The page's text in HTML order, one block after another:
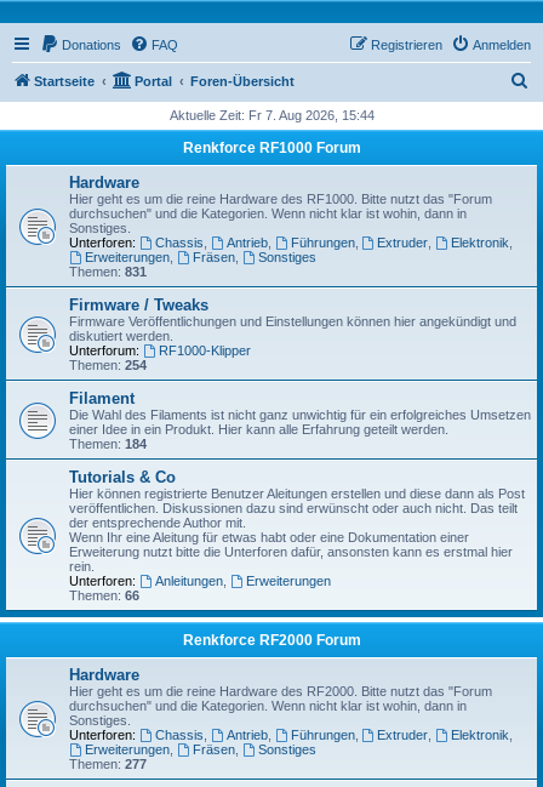
Donations FAQ Anmelden
Registrieren
Startseite Portal Foren-Übersicht
h
Aktuelle Zeit: Fr 7. Aug 2026, 15:44
Renkforce RF1000 Forum
Hardware
Hier geht es um die reine Hardware des RF1000. Bitte nutzt das "Forum
durchsuchen" und die Kategorien. Wenn nicht klar ist wohin, dann in
Sonstiges.
Unterforen:
Chassis Antrieb, Führungen, Extruder Elektronik
Erweiterungen, Fräsen,
Sonstiges
Themen: 831
Firmware / Tweaks
Firmware Veröffentlichungen und Einstellungen können hier angekündigt und
diskutiert werden.
Unterforum:
RF1000-Klipper
Themen: 254
Filament
Die Wahl des Filaments ist nicht ganz unwichtig für ein erfolgreiches Umsetzen
einer Idee in ein Produkt. Hier kann alle Erfahrung geteilt werden.
Themen: 184
Tutorials & Co
Hier können registrierte Benutzer Aleitungen erstellen und diese dann als Post
veröffentlichen. Diskussionen dazu sind erwünscht oder auch nicht. Das teilt
der entsprechende Author mit.
Wenn Ihr eine Aleitung für etwas habt oder eine Dokumentation einer
Erweiterung nutzt bitte die Unterforen dafür, ansonsten kann es erstmal hier
rein.
Unterforen:
Anleitungen,
Erweiterungen
Themen: 66
Renkforce RF2000 Forum
Hardware
Hier geht es um die reine Hardware des RF2000. Bitte nutzt das "Forum
durchsuchen" und die Kategorien. Wenn nicht klar ist wohin, dann in
Sonstiges.
Unterforen:
Chassis Antrieb, Führungen, Extruder Elektronik
Erweiterungen, Fräsen,
Sonstiges
Themen: 277